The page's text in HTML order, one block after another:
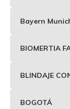
Bayern
BIOMERTIA
BLINDAJE
BOGOTÁ